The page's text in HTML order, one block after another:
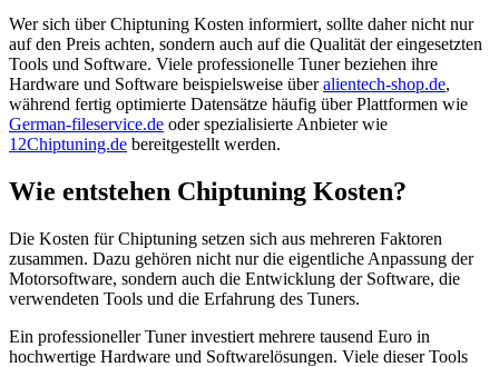
Wer sich über Chiptuning Kosten informiert, sollte daher nicht nur
auf den Preis achten, sondern auch auf die Qualität der eingesetzten
Tools und Software. Viele professionelle Tuner beziehen ihre
Hardware und Software beispielsweise überalientech-shop.de,
während fertig optimierte Datensätze häufig über Plattformen wie
German-fileservice.de oder spezialisierte Anbieter wie
12Chiptuning.de bereitgestellt werden.
Wie entstehen Chiptuning Kosten?
Die Kosten für Chiptuning setzen sich aus mehreren Faktoren
zusammen. Dazu gehören nicht nur die eigentliche Anpassung der
Motorsoftware, sondern auch die Entwicklung der Software, die
verwendeten Tools und die Erfahrung des Tuners.
Ein professioneller Tuner investiert mehrere tausend Euro in
hochwertige Hardware und Softwarelösungen. Viele dieser Tools